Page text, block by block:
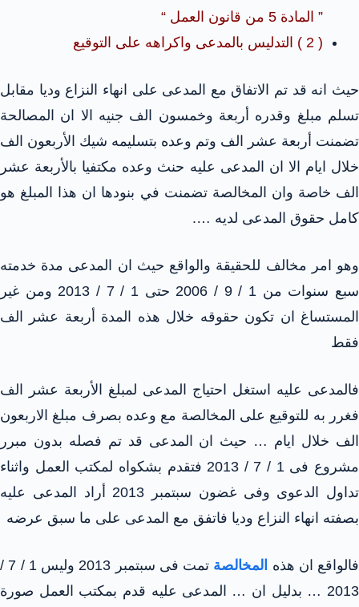
” المادة 5 من قانون العمل “
( 2 ) التدليس بالمدعى واكراهه على التوقيع
حيث انه قد تم الاتفاق مع المدعى على انهاء النزاع وديا مقابل
تسلم مبلغ وقدره أربعة وخمسون الف جنيه الا ان المصالحة
تضمنت أربعة عشر الف وتم وعده بتسليمه شيك الأربعون الف
خلال ايام الا ان المدعى عليه حنث وعده مكتفيا بالأربعة عشر
الف خاصة وان المخالصة تضمنت في بنودها ان هذا المبلغ هو
كامل حقوق المدعى لديه ….
وهو امر مخالف للحقيقة والواقع حيث ان المدعى مدة خدمته
سبع سنوات من 1 / 9 / 2006 حتى 1 / 7 / 2013 ومن غير
المستساغ ان تكون حقوقه خلال هذه المدة أربعة عشر الف
فقط
فالمدعى عليه استغل احتياج المدعى لمبلغ الأربعة عشر الف
فغرر به للتوقيع على المخالصة مع وعده بصرف مبلغ الاربعون
الف خلال ايام … حيث ان المدعى قد تم فصله بدون مبرر
مشروع فى 1 / 7 / 2013 فتقدم بشكواه لمكتب العمل واثناء
تداول الدعوى وفى غضون سبتمبر 2013 أراد المدعى عليه
بصفته انهاء النزاع وديا فاتفق مع المدعى على ما سبق عرضه
فالواقع ان هذه المخالصة
تمت فى سبتمبر 2013 وليس 1 / 7 /
2013 … بدليل ان … المدعى عليه قدم بمكتب العمل صورة